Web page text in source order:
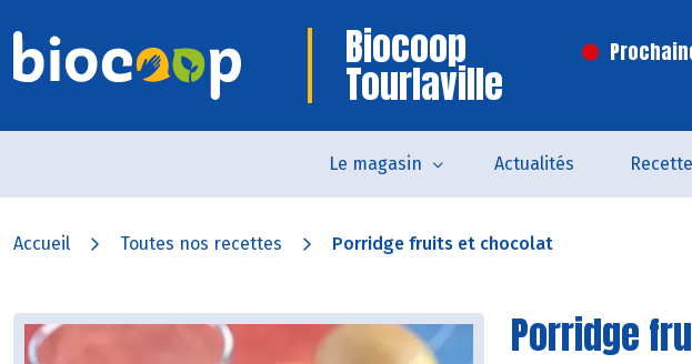
Biocoop
Tourlaville
Le magasin Actualités
Accueil Toutes nos recettes Porridge fruits et chocolat
Porridge